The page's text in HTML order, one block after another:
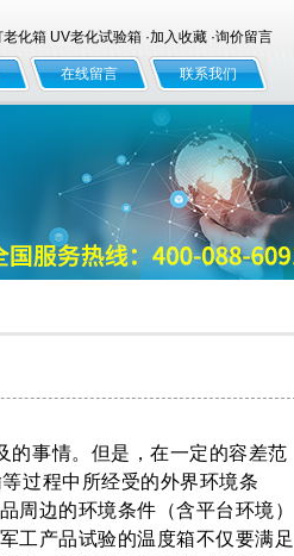
化箱 UV老化试验箱 ·加入收藏·询价留言
在线留言 联系我们
事情。但是，在一定的容差范
过程中所经受的外界环境条
周边的环境条件（含平台环境）
工产品试验的温度箱不仅要满足